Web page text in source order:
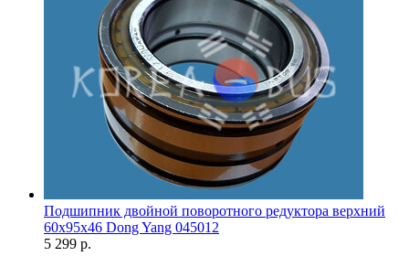
Подшипник двойной поворотного редуктора верхний
60x95x46 Dong Yang 045012
5 299 р.